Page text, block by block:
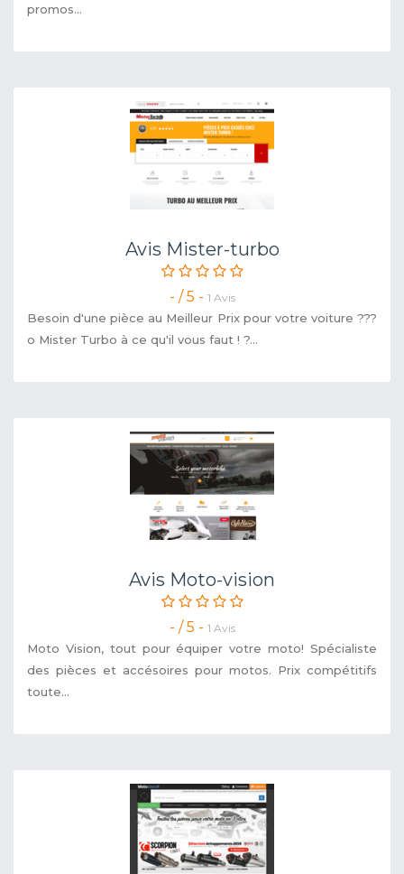
promos...
Avis Mister-turbo
- / 5 - 1 Avis
Besoin d'une pièce au Meilleur Prix pour votre voiture ???
o Mister Turbo à ce qu'il vous faut ! ?...
Avis Moto-vision
- / 5 - 1 Avis
Moto Vision, tout pour équiper votre moto! Spécialiste
des pièces et accésoires pour motos. Prix compétitifs
toute...